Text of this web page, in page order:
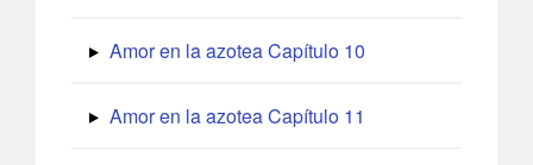
Amor en la azotea Capítulo 10
Amor en la azotea Capítulo 11